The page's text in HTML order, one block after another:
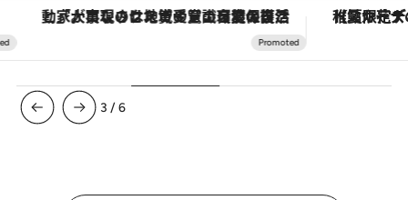
「大事なのは地域の意識を変えること」。ロレックス賞受賞の自然保護活動家が実現させたナイジェリアの自然環境の復活 【夏限定ディナーコース】旬を
3 /6